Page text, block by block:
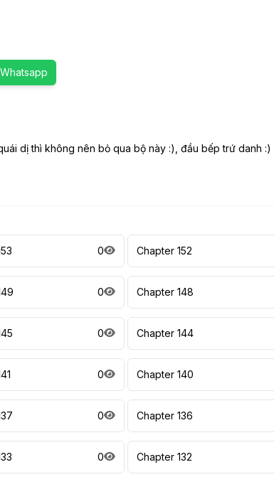
Whatsapp
dị thì không nên bỏ qua bộ này :), đầu bếp trứ danh :)
0 Chapter 152
0 Chapter 148
0 Chapter 144
0 Chapter 140
0 Chapter 136
0 Chapter 132